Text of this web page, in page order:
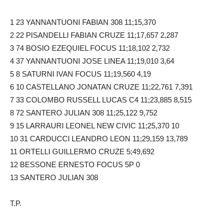
1 23 YANNANTUONI FABIAN 308 11;15,370
2 22 PISANDELLI FABIAN CRUZE 11;17,657 2,287
3 74 BOSIO EZEQUIEL FOCUS 11;18,102 2,732
4 37 YANNANTUONI JOSE LINEA 11;19,010 3,64
5 8 SATURNI IVAN FOCUS 11;19,560 4,19
6 10 CASTELLANO JONATAN CRUZE 11;22,761 7,391
7 33 COLOMBO RUSSELL LUCAS C4 11;23,885 8,515
8 72 SANTERO JULIAN 308 11;25,122 9,752
9 15 LARRAURI LEONEL NEW CIVIC 11;25,370 10
10 31 CARDUCCI LEANDRO LEON 11;29,159 13,789
11 ORTELLI GUILLERMO CRUZE 5;49,692
12 BESSONE ERNESTO FOCUS 5P 0
13 SANTERO JULIAN 308
T.P.